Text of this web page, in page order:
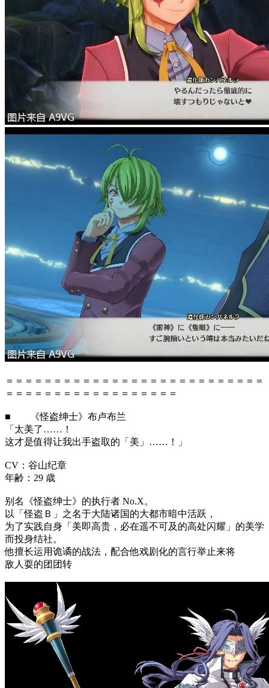
＝＝＝＝＝＝＝＝＝＝＝＝＝＝＝＝＝＝＝＝＝＝＝＝＝＝＝
＝＝＝＝＝＝＝＝＝＝＝＝＝＝＝＝＝＝
■ 《怪盗绅士》布卢布兰
「太美了……！
这才是值得让我出手盗取的「美」……！」
CV：谷山纪章
年齢：29 歳
别名《怪盗绅士》的执行者 No.X。
以「怪盗Ｂ」之名于大陆诸国的大都市暗中活跃，
为了实践自身「美即高贵，必在遥不可及的高处闪耀」的美学
而投身结社。
他擅长运用诡谲的战法，配合他戏剧化的言行举止来将
敌人耍的团团转